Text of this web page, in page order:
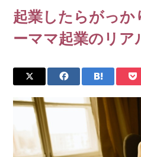
起業したらがっか
ーママ起業のリア